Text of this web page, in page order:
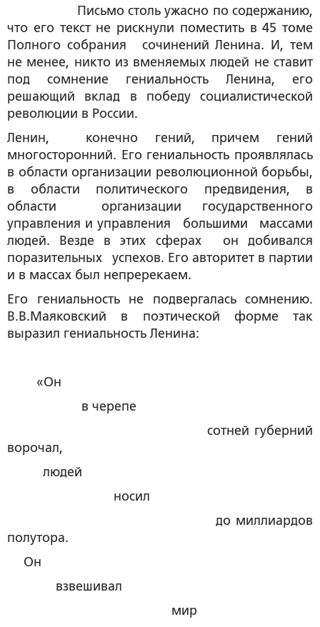
Письмо столь ужасно по содержанию,
что его текст не рискнули поместить в 45 томе
Полного собрания сочинений Ленина. И, тем
не менее, никто из вменяемых людей не ставит
под сомнение гениальность Ленина, его
решающий вклад в победу социалистической
революции в России.
Ленин, конечно гений, причем гений
многосторонний. Его гениальность проявлялась
в области организации революционной борьбы,
в области политического предвидения, в
области организации государственного
управления и управления большими массами
людей. Везде в этих сферах он добивался
поразительных успехов. Его авторитет в партии
и в массах был непререкаем.
Его гениальность не подвергалась сомнению.
В.В.Маяковский в поэтической форме так
выразил гениальность Ленина:
«Он
в черепе
сотней губерний
ворочал,
людей
носил
до миллиардов
полутора.
Он
взвешивал
мир